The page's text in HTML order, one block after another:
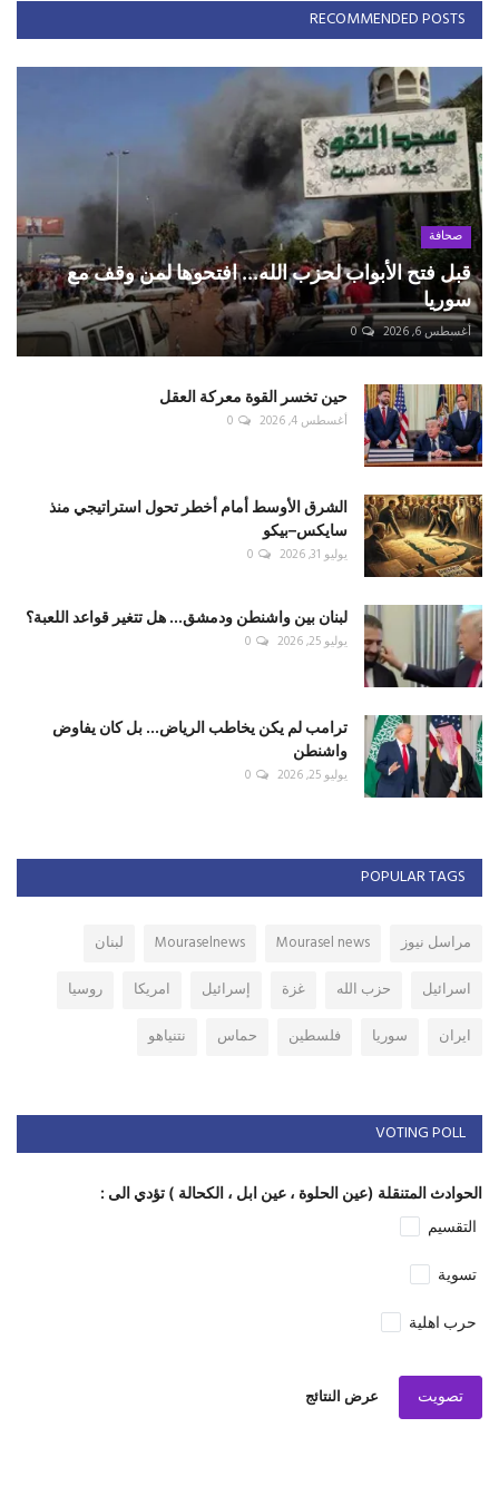
RECOMMENDED POSTS
صحافة
قبل فتح الأبواب لحزب الله... افتحوها لمن وقف مع
سوريا
أغسطس 6, 2026 0
حين تخسر القوة معركة العقل
أغسطس 4, 2026 0
الشرق الأوسط أمام أخطر تحول استراتيجي منذ
سايكس–بيكو
يوليو 31, 2026 0
لبنان بين واشنطن ودمشق... هل تتغير قواعد اللعبة؟
يوليو 25, 2026 0
ترامب لم يكن يخاطب الرياض... بل كان يفاوض
واشنطن
يوليو 25, 2026 0
POPULAR TAGS
مراسل نيوز Mourasel news
Mouraselnews
لبنان
اسرائيل
حزب الله غزة إسرائيل امريكا
روسيا
ايران
سوريا فلسطين حماس نتنياهو
VOTING POLL
الحوادث المتنقلة (عين الحلوة ، عين ابل ، الكحالة ) تؤدي الى :
التقسيم
تسوية
حرب اهلية
تصويت عرض النتائج